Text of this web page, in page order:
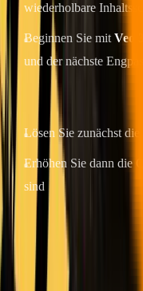
wiederholbare
Beginnen Sie mit Veo
und der nächste
Auf die Reihenfolge
Lösen Sie zunächst
Erhöhen Sie dann die
sind
Viele Teams haben kein
Problem.